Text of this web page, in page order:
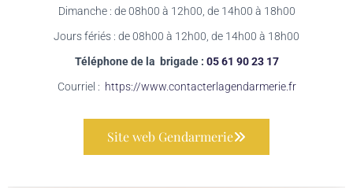
Dimanche : de 08h00 à 12h00, de 14h00 à 18h00
Jours fériés : de 08h00 à 12h00, de 14h00 à 18h00
Téléphone de la brigade : 05 61 90 23 17
Courriel : https://www.contacterlagendarmerie.fr
Site web Gendarmerie